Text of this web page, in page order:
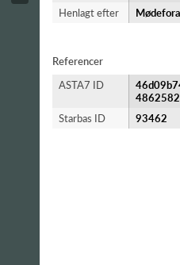
Henlagt efter
Referencer
ASTA7 ID
Starbas ID
93462